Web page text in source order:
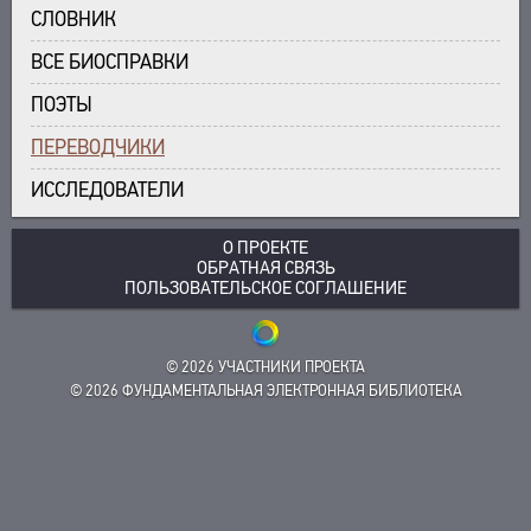
СЛОВНИК
ВСЕ БИОСПРАВКИ
ПОЭТЫ
ПЕРЕВОДЧИКИ
ИССЛЕДОВАТЕЛИ
О ПРОЕКТЕ
ОБРАТНАЯ СВЯЗЬ
ПОЛЬЗОВАТЕЛЬСКОЕ СОГЛАШЕНИЕ
© 2026 УЧАСТНИКИ ПРОЕКТА
© 2026 ФУНДАМЕНТАЛЬНАЯ ЭЛЕКТРОННАЯ БИБЛИОТЕКА
ПРОИЗВЕДЕНИЯ
ИЗДАНИЯ
О ПРОЕКТЕ
КРАТКО О ПРОЕКТЕ
ЦЕЛИ ПРОЕКТА
ПОДСИСТЕМЫ
КОРПУС
БИБЛИОТЕКА
ЭНЦИКЛОПЕДИЯ
ФУНКЦИОНАЛЬНОСТЬ
СВЯЗИ
ОБРАТНАЯ СВЯЗЬ
ПОЛЬЗОВАТЕЛЬСКОЕ СОГЛАШЕНИЕ
ЗАКЛАДКИ